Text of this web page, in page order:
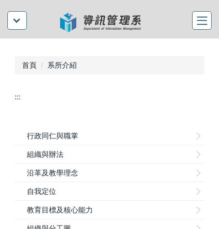
首頁 系所介紹
:::
行政同仁與職掌
組織與辦法
沿革及教學理念
自我定位
教育目標及核心能力